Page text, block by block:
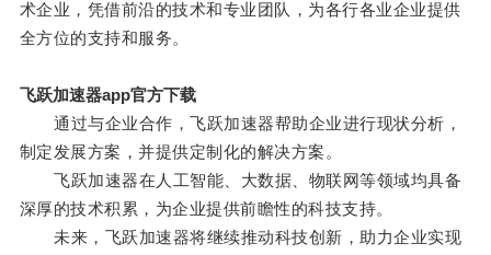
术企业，凭借前沿的技术和专业团队，为各行各业企业提供
全方位的支持和服务。
飞跃加速器app官方下载
通过与企业合作，飞跃加速器帮助企业进行现状分析，
制定发展方案，并提供定制化的解决方案。
飞跃加速器在人工智能、大数据、物联网等领域均具备
深厚的技术积累，为企业提供前瞻性的科技支持。
未来，飞跃加速器将继续推动科技创新，助力企业实现